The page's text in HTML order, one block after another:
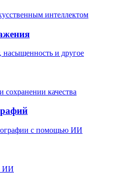
интеллектом
насыщенность и другое
качества
с помощью ИИ
ИИ